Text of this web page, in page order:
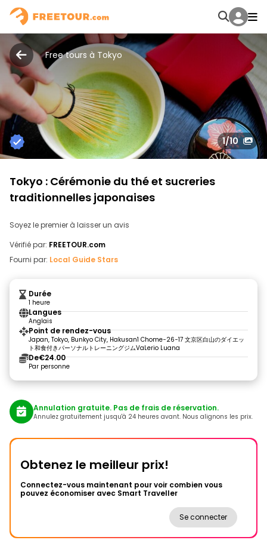
Free tours à Tokyo
1/10
Tokyo : Cérémonie du thé et sucreries
traditionnelles japonaises
Soyez le premier à laisser un avis
Vérifié par: FREETOUR.com
Fourni par: Local Guide Stars
Durée
1 heure
Langues
Anglais
Point de rendez-vous
Japan, Tokyo, Bunkyo City, Hakusan1 Chome−26−17 文京区白山のダイエッ
ト和食付きパーソナルトレーニングジムVaLerio Luana
De€24.00
Par personne
Annulation gratuite. Pas de frais de réservation.
Annulez gratuitement jusqu'à 24 heures avant. Nous alignons les prix.
Obtenez le meilleur prix!
Connectez-vous maintenant pour voir combien vous
pouvez économiser avec Smart Traveller
Se connecter